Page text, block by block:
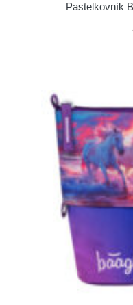
Pastelkovník